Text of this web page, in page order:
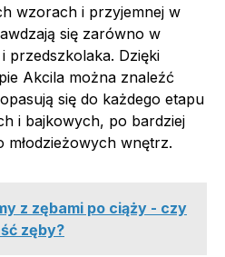
wzorach i przyjemnej w
się zarówno w
przedszkolaka. Dzięki
Akcila można znaleźć
się do każdego etapu
i bajkowych, po bardziej
młodzieżowych wnętrz.
z zębami po ciąży - czy
zęby?